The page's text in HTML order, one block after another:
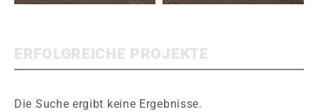
ERFOLGREICHE PROJEKTE
Die Suche ergibt keine Ergebnisse.